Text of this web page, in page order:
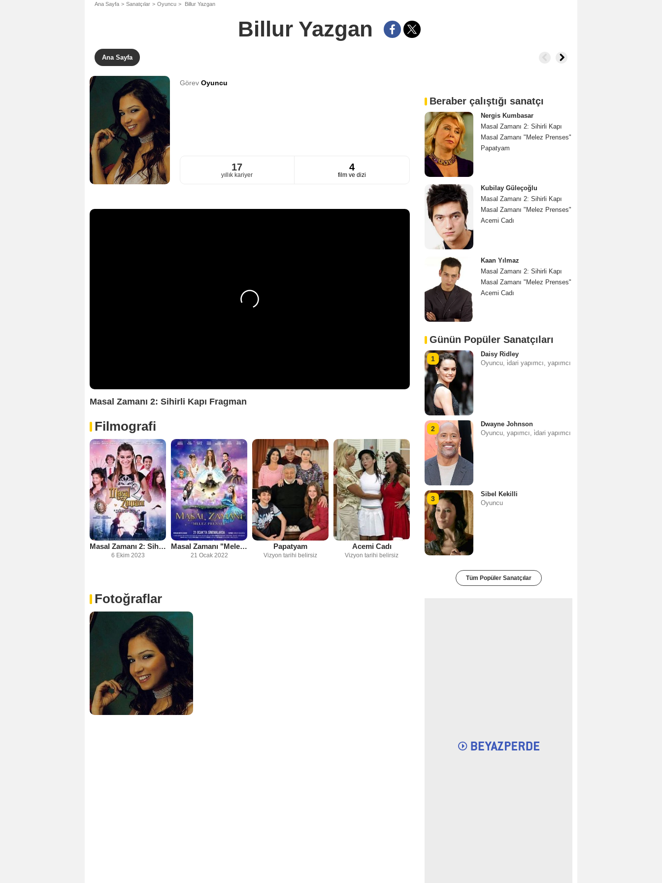
Ana Sayfa Sanatçılar Oyuncu Billur Yazgan
Billur Yazgan
Ana Sayfa
Görev Oyuncu
17
yıllık kariyer
4
film ve dizi
Masal Zamanı 2: Sihirli Kapı Fragman
Filmografi
Masal Zamanı 2: Sihirli Kapı
6 Ekim 2023
Masal Zamanı "Melez Prenses"
21 Ocak 2022
Papatyam
Vizyon tarihi belirsiz
Acemi Cadı
Vizyon tarihi belirsiz
Fotoğraflar
Beraber çalıştığı sanatçı
Nergis Kumbasar
Masal Zamanı 2: Sihirli Kapı
Masal Zamanı "Melez Prenses"
Papatyam
Kubilay Güleçoğlu
Masal Zamanı 2: Sihirli Kapı
Masal Zamanı "Melez Prenses"
Acemi Cadı
Kaan Yılmaz
Masal Zamanı 2: Sihirli Kapı
Masal Zamanı "Melez Prenses"
Acemi Cadı
Günün Popüler Sanatçıları
1
Daisy Ridley
Oyuncu, i̇dari yapımcı, yapımcı
2
Dwayne Johnson
Oyuncu, yapımcı, i̇dari yapımcı
3
Sibel Kekilli
Oyuncu
Tüm Popüler Sanatçılar